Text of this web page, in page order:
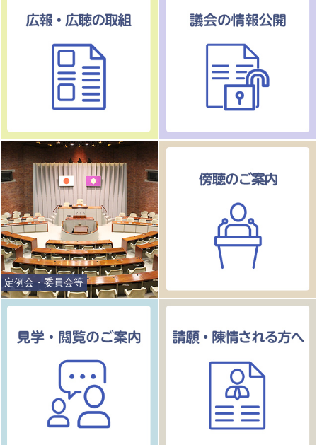
定例会・委員会等